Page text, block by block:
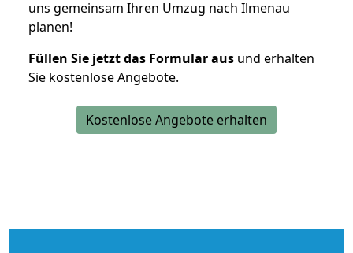
uns gemeinsam Ihren Umzug nach Ilmenau
planen!
Füllen Sie jetzt das Formular aus und erhalten
Sie kostenlose Angebote.
Kostenlose Angebote erhalten